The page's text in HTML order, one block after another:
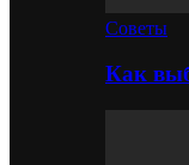
Советы
Как